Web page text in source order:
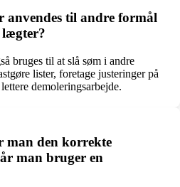
anvendes til andre formål
lægter?
bruges til at slå søm i andre
lister, foretage justeringer på
demoleringsarbejde.
man den korrekte
man bruger en